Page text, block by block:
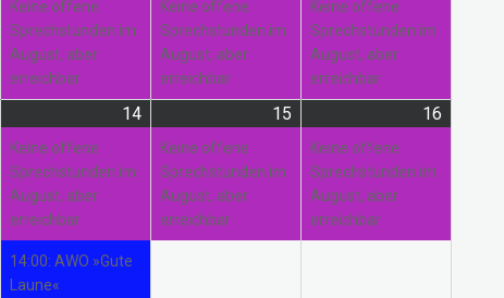
2026
2026
Keine offene
Sprechstunden im
August, aber
erreichbar
2026
Keine offene
Sprechstunden im
August, aber
erreichbar
Keine offene
Sprechstunden im
August, aber
erreichbar
August
2026
Veranstaltungen)
14
August
2026
Veranstaltungen)
Keine offene
Sprechstunden im
August, aber
erreichbar
14:00: AWO »Gute
Laune«
15
August
2026
Veranstaltung)
Keine offene
Sprechstunden im
August, aber
erreichbar
16
Keine offene
Sprechstunden im
August, aber
erreichbar